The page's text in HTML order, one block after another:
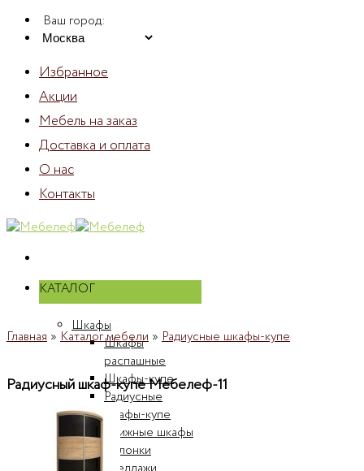
Skip
Ваш город:
Избранное
Акции
Мебель на заказ
Доставка и оплата
О нас
Контакты
КАТАЛОГ
Шкафы
Шкафы
распашные
Шкафы-купе
Радиусные
шкафы-купе
Книжные шкафы
Колонки
Главная » Каталог мебели » Радиусные шкафы-купе
Радиусный шкаф-купе Мебелеф-11